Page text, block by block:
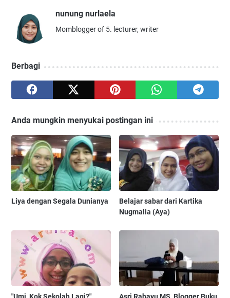
nunung nurlaela
Momblogger of 5. lecturer, writer
Berbagi
Anda mungkin menyukai postingan ini
Liya dengan Segala Dunianya
Belajar sabar dari Kartika
Nugmalia (Aya)